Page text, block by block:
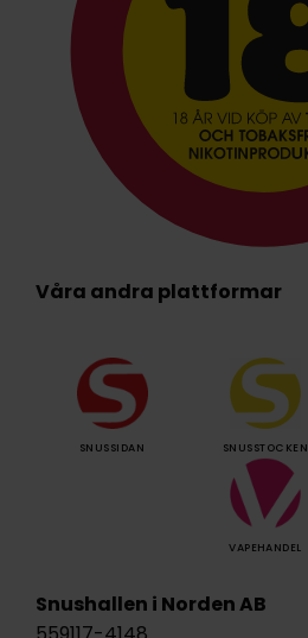
Våra andra plattformar
SNUSSIDAN SNUSSTOCKEN
VAPEHANDEL
Snushallen i Norden AB